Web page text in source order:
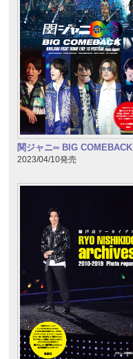
関ジャニ∞ BIG COMEBACK
2023/04/10発売